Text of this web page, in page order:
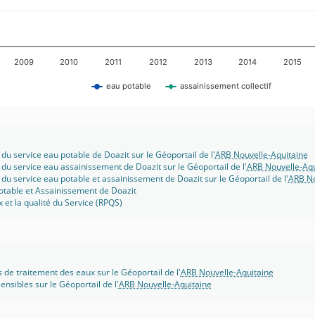
eau potable assainissement collectif
2009 2010 2011 2012 2013 2014 2015
service eau potable de Doazit sur le Géoportail de l'ARB Nouvelle-Aquitaine
service eau assainissement de Doazit sur le Géoportail de l'ARB Nouvelle-
service eau potable et assainissement de Doazit sur le Géoportail de l'ARB
et Assainissement de Doazit
la qualité du Service (RPQS)
de traitement des eaux sur le Géoportail de l'ARB Nouvelle-Aquitaine
sur le Géoportail de l'ARB Nouvelle-Aquitaine